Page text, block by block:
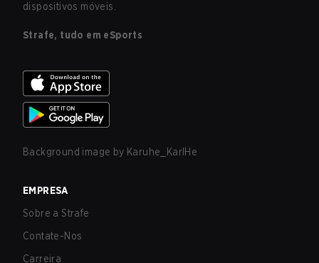
dispositivos móveis.
Strafe, tudo em eSports
Background image by Karuhe_KarlHe
EMPRESA
Sobre a Strafe
Contate-Nos
Carreira